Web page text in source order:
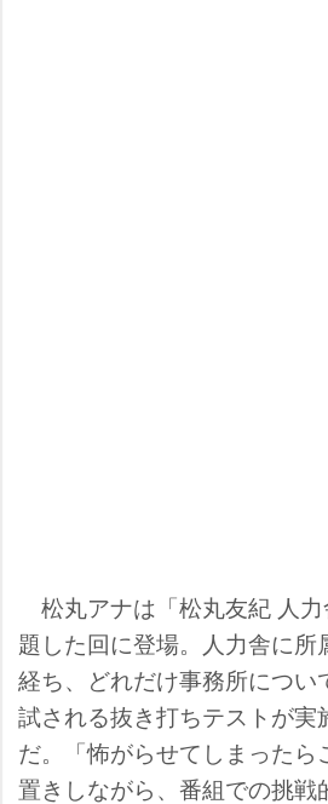
松丸アナは「松丸友紀 人力
題した回に登場。人力舎に所
経ち、どれだけ事務所につい
試される抜き打ちテストが実
だ。「怖がらせてしまった
置きしながら、番組での挑戦